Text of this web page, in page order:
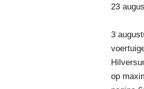
23
3
op